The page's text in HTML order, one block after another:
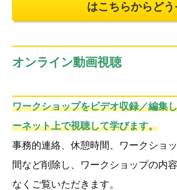
はこちらからどう
オンライン動画視聴
ワークショップをビデオ収録／編集
ーネット上で視聴して学びます。
事務的連絡、休憩時間、ワークショ
間など削除し、ワークショップの内
なくご覧いただきます。